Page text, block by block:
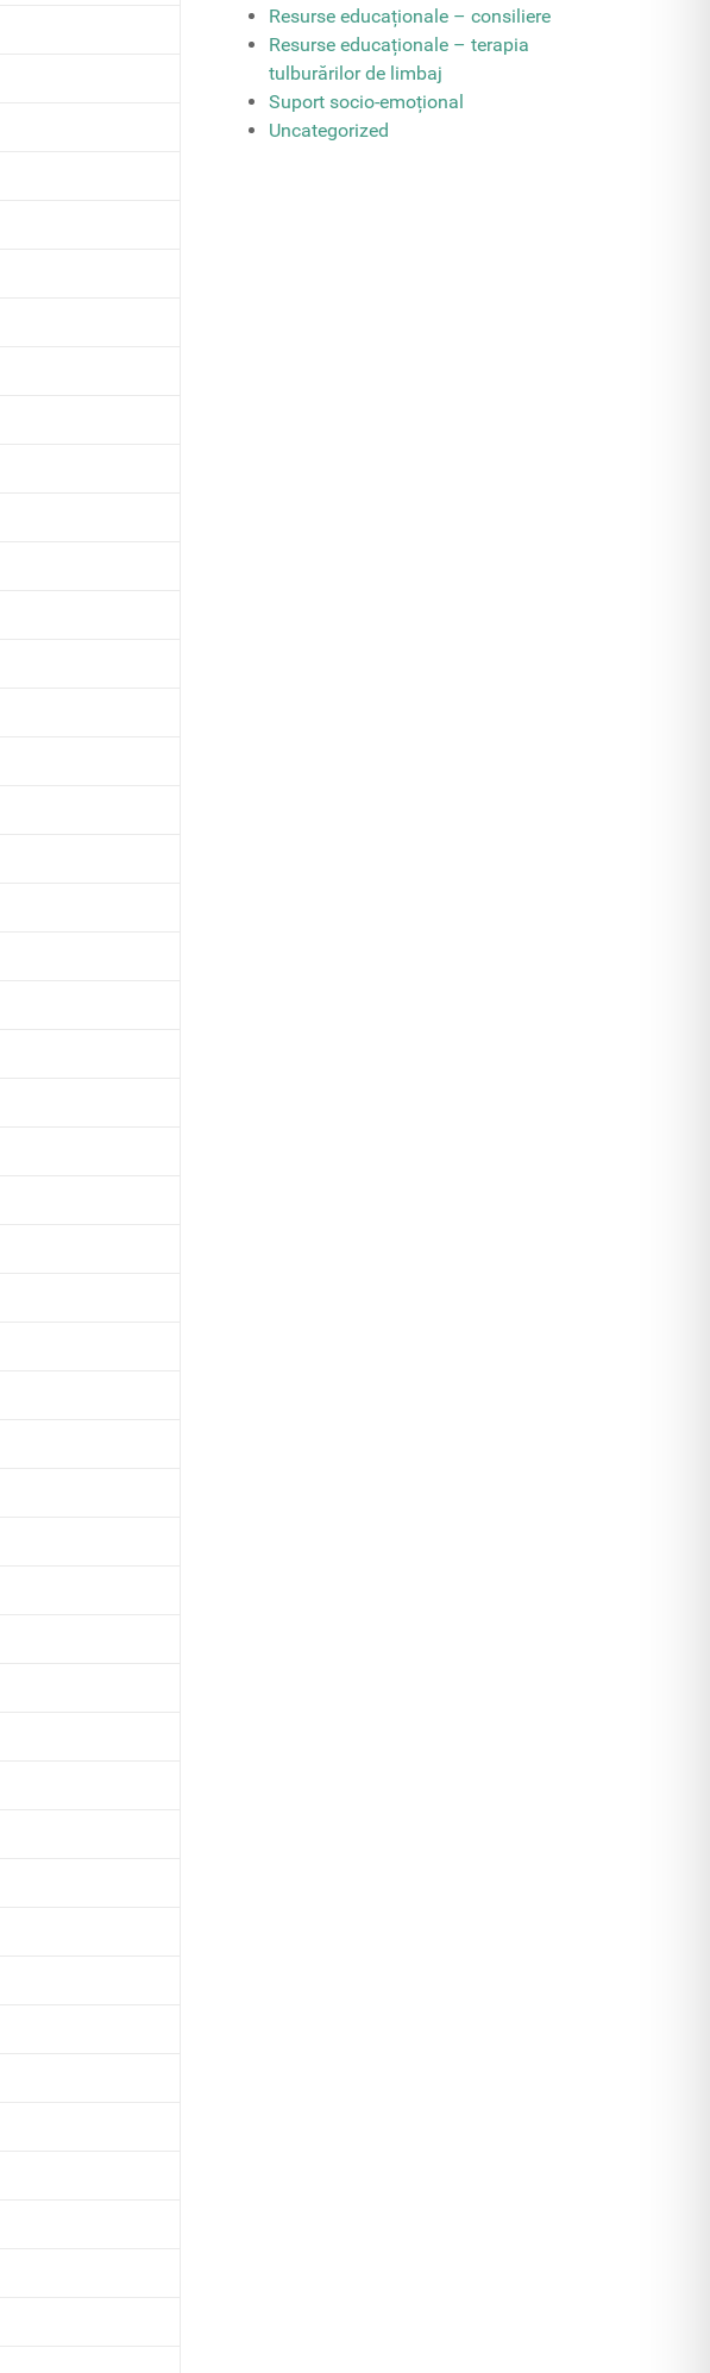
Resurse educaționale – consiliere
Resurse educaționale – terapia
tulburărilor de limbaj
Suport socio-emoțional
Uncategorized